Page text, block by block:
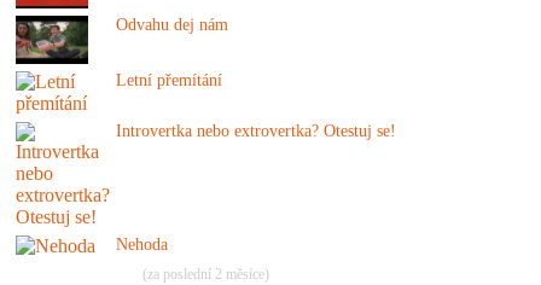
Odvahu dej nám
Letní přemítání
Introvertka nebo extrovertka? Otestuj se!
Nehoda
(za poslední 2 měsíce)